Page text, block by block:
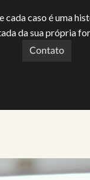
cada caso é uma
da sua própria
Contato